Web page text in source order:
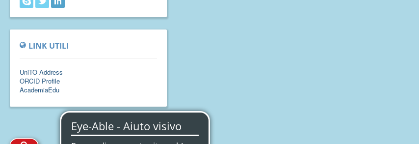
LINK UTILI
UniTO Address
ORCID Profile
AcademiaEdu